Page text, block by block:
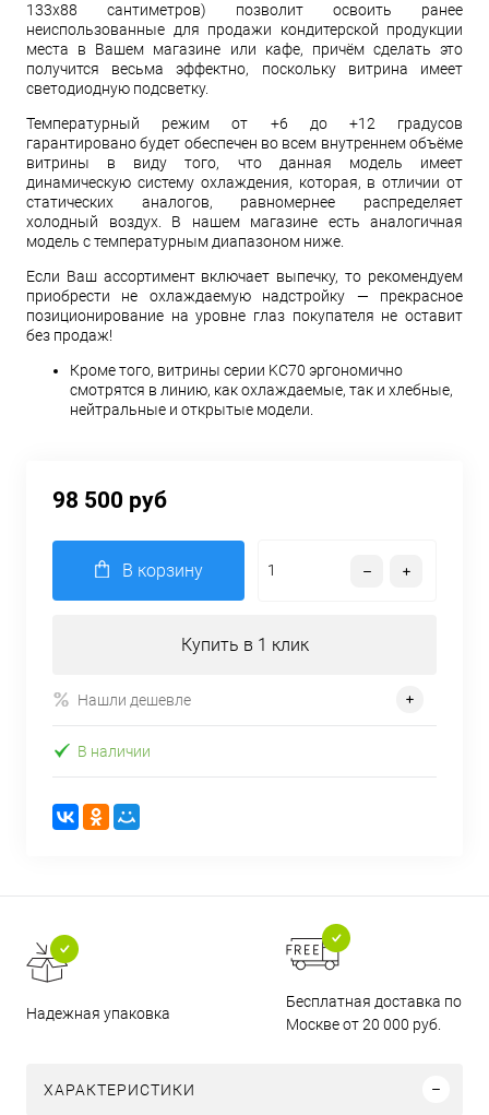
133х88 сантиметров) позволит освоить ранее
неиспользованные для продажи кондитерской продукции
места в Вашем магазине или кафе, причём сделать это
получится весьма эффектно, поскольку витрина имеет
светодиодную подсветку.
Температурный режим от +6 до +12 градусов
гарантировано будет обеспечен во всем внутреннем объёме
витрины в виду того, что данная модель имеет
динамическую систему охлаждения, которая, в отличии от
статических аналогов, равномернее распределяет
холодный воздух. В нашем магазине есть аналогичная
модель с температурным диапазоном ниже.
Если Ваш ассортимент включает выпечку, то рекомендуем
приобрести не охлаждаемую надстройку — прекрасное
позиционирование на уровне глаз покупателя не оставит
без продаж!
Кроме того, витрины серии KC70 эргономично
смотрятся в линию, как охлаждаемые, так и хлебные,
нейтральные и открытые модели.
98 500 руб
В корзину
Купить в 1 клик
Нашли дешевле
В наличии
Надежная упаковка
Бесплатная доставка по
Москве от 20 000 руб.
ХАРАКТЕРИСТИКИ